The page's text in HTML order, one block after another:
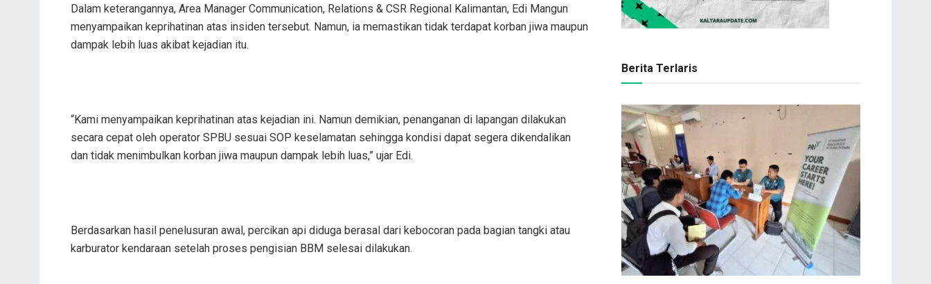
Dalam keterangannya, Area Manager Communication, Relations & CSR Regional Kalimantan, Edi Mangun
menyampaikan keprihatinan atas insiden tersebut. Namun, ia memastikan tidak terdapat korban jiwa maupun
dampak lebih luas akibat kejadian itu.
“Kami menyampaikan keprihatinan atas kejadian ini. Namun demikian, penanganan di lapangan dilakukan
secara cepat oleh operator SPBU sesuai SOP keselamatan sehingga kondisi dapat segera dikendalikan
dan tidak menimbulkan korban jiwa maupun dampak lebih luas,” ujar Edi.
Berdasarkan hasil penelusuran awal, percikan api diduga berasal dari kebocoran pada bagian tangki atau
karburator kendaraan setelah proses pengisian BBM selesai dilakukan.
Berita Terlaris